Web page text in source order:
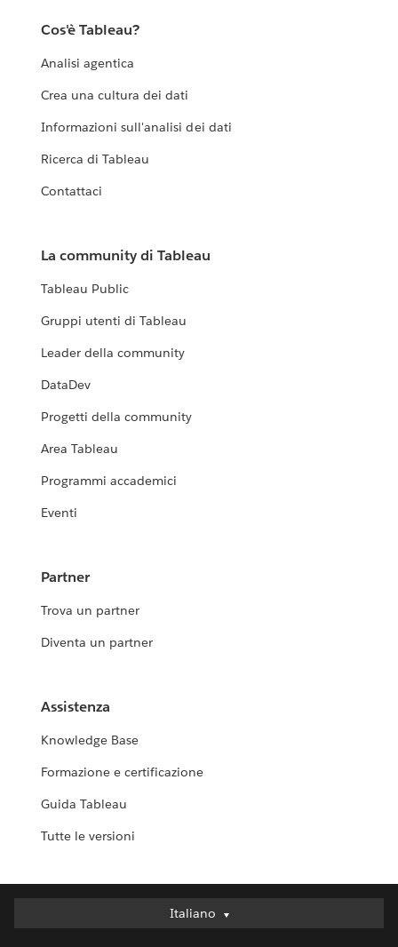
Cos'è Tableau?
Analisi agentica
Crea una cultura dei dati
Informazioni sull'analisi dei dati
Ricerca di Tableau
Contattaci
La community di Tableau
Tableau Public
Gruppi utenti di Tableau
Leader della community
DataDev
Progetti della community
Area Tableau
Programmi accademici
Eventi
Partner
Trova un partner
Diventa un partner
Assistenza
Knowledge Base
Formazione e certificazione
Guida Tableau
Tutte le versioni
Italiano
Italiano